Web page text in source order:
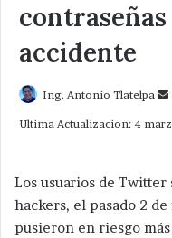
accidente
Ing. Antonio Tlatelpa
Ultima Actualizacion: 4
Los usuarios de
hackers, el pasado 2
pusieron en riesgo más